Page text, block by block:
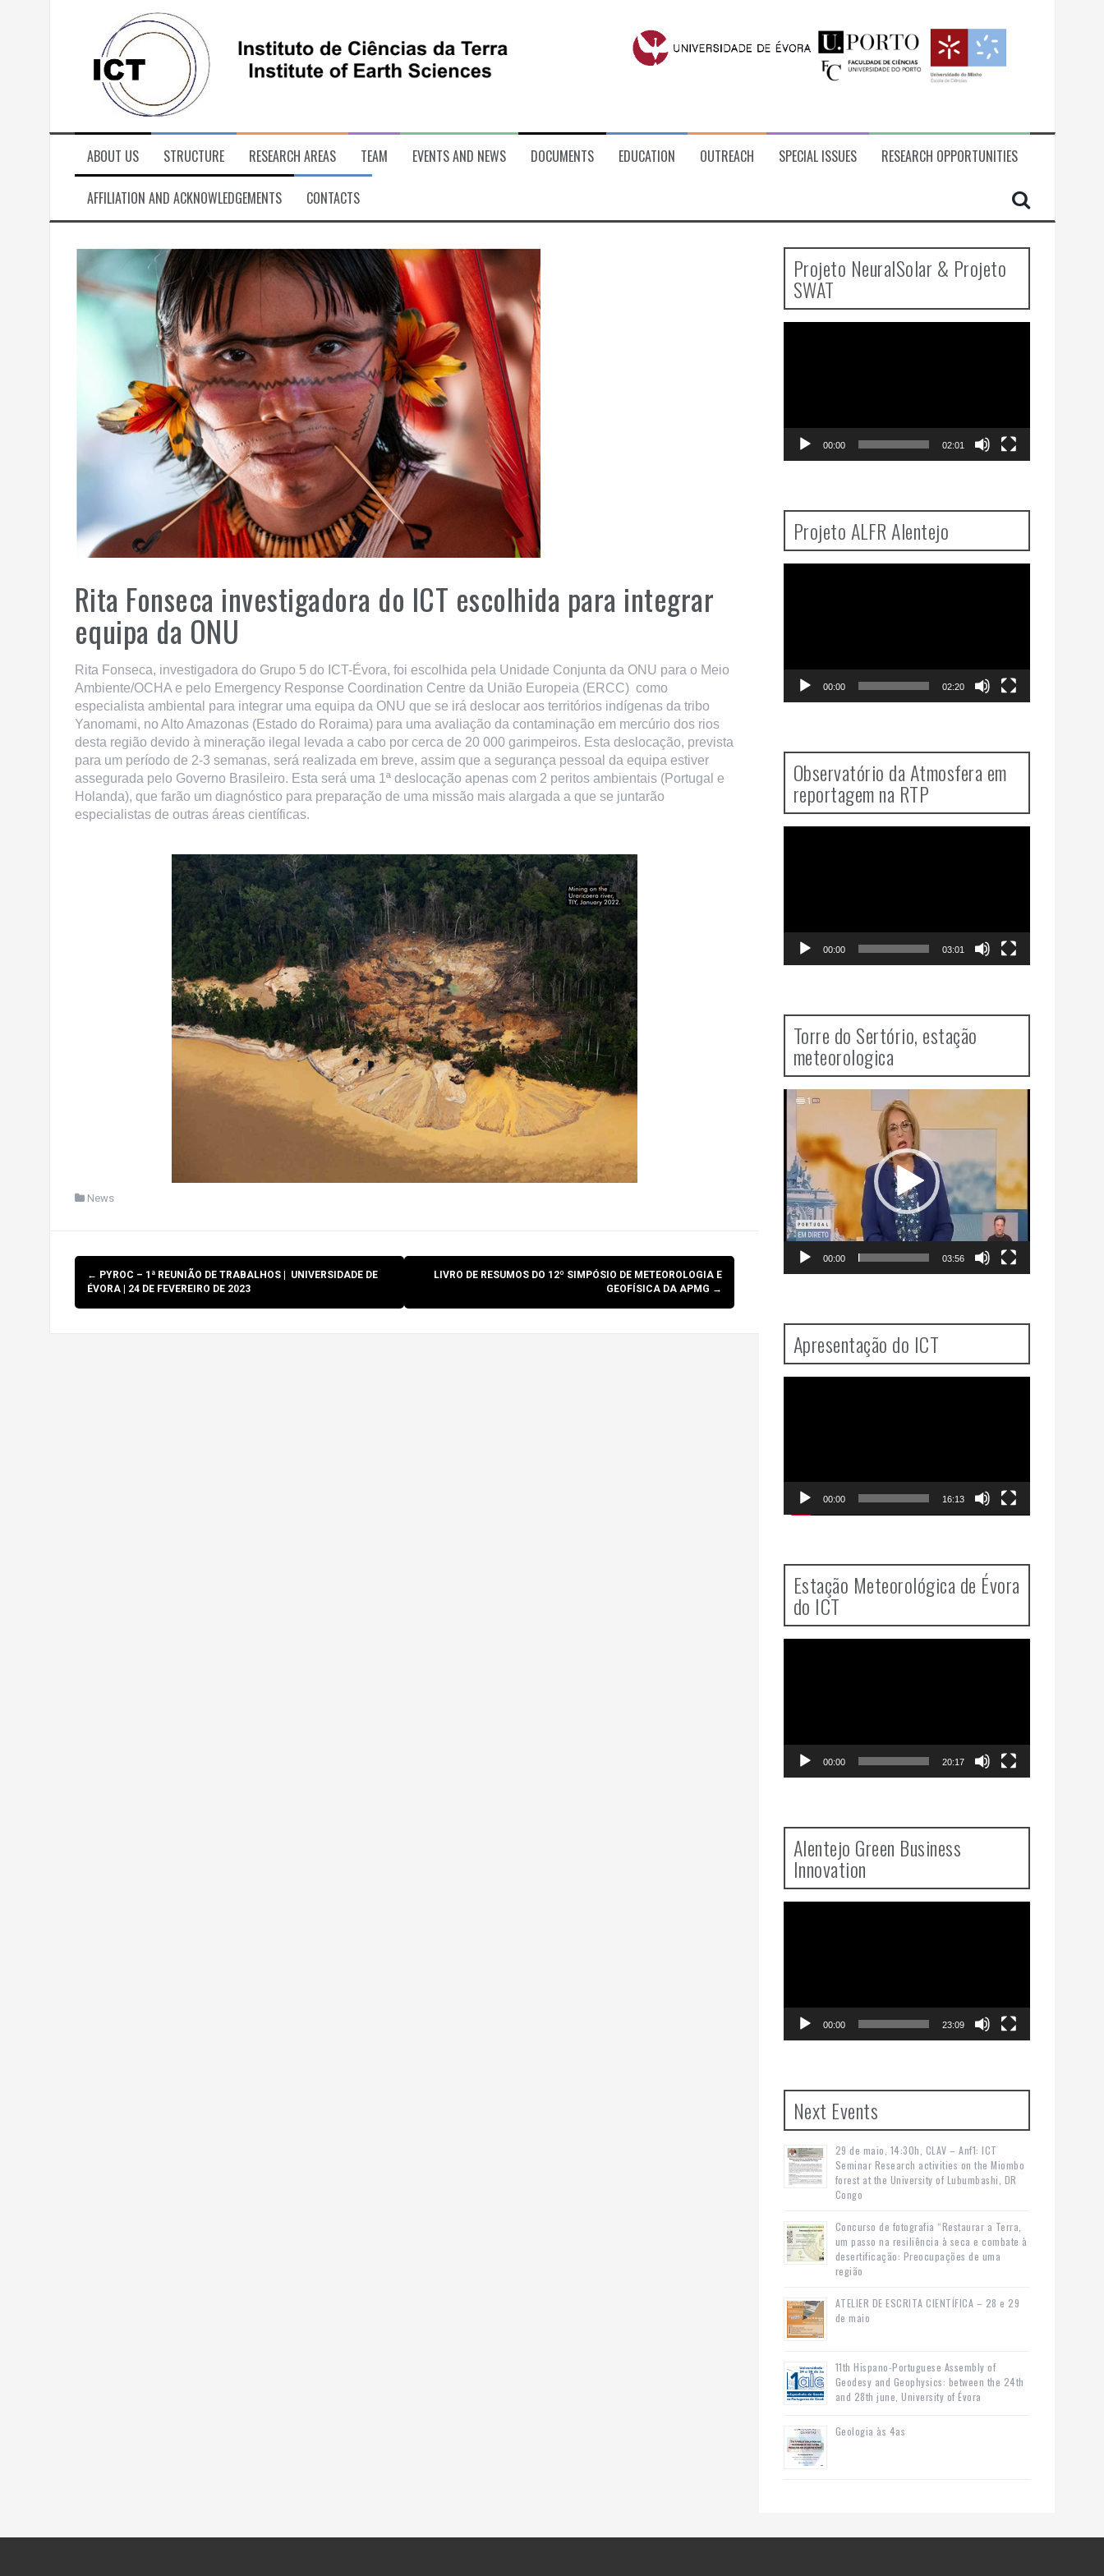
ABOUT US STRUCTURE RESEARCH AREAS TEAM EVENTS AND NEWS DOCUMENTS EDUCATION OUTREACH SPECIAL ISSUES RESEARCH OPPORTUNITIES
AFFILIATION AND ACKNOWLEDGEMENTS CONTACTS
Rita Fonseca investigadora do ICT escolhida para integrar
equipa da ONU
Rita Fonseca, investigadora do Grupo 5 do ICT-Évora, foi escolhida pela Unidade Conjunta da ONU para o Meio
Ambiente/OCHA e pelo Emergency Response Coordination Centre da União Europeia (ERCC) como
especialista ambiental para integrar uma equipa da ONU que se irá deslocar aos territórios indígenas da tribo
Yanomami, no Alto Amazonas (Estado do Roraima) para uma avaliação da contaminação em mercúrio dos rios
desta região devido à mineração ilegal levada a cabo por cerca de 20 000 garimpeiros. Esta deslocação, prevista
para um período de 2-3 semanas, será realizada em breve, assim que a segurança pessoal da equipa estiver
assegurada pelo Governo Brasileiro. Esta será uma 1ª deslocação apenas com 2 peritos ambientais (Portugal e
Holanda), que farão um diagnóstico para preparação de uma missão mais alargada a que se juntarão
especialistas de outras áreas científicas.
News
Post
navigation
← PYROC – 1ª REUNIÃO DE TRABALHOS | UNIVERSIDADE DE
ÉVORA | 24 DE FEVEREIRO DE 2023
LIVRO DE RESUMOS DO 12º SIMPÓSIO DE METEOROLOGIA E
GEOFÍSICA DA APMG →
Projeto NeuralSolar & Projeto
SWAT
00:00 02:01
Projeto ALFR Alentejo
00:00 02:20
Observatório da Atmosfera em
reportagem na RTP
00:00 03:01
Torre do Sertório, estação
meteorologica
Video
Player
00:00 03:56
Apresentação do ICT
00:00 16:13
Estação Meteorológica de Évora
do ICT
00:00 20:17
Alentejo Green Business
Innovation
00:00 23:09
Next Events
29 de maio, 14:30h, CLAV – Anf1: ICT
Seminar Research activities on the Miombo
forest at the University of Lubumbashi, DR
Congo
Concurso de fotografia “Restaurar a Terra,
um passo na resiliência à seca e combate à
desertificação: Preocupações de uma
região
ATELIER DE ESCRITA CIENTÍFICA – 28 e 29
de maio
11th Hispano-Portuguese Assembly of
Geodesy and Geophysics: between the 24th
and 28th june, University of Évora
Geologia às 4as